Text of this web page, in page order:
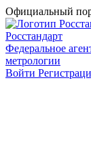
Официальный
Росстандарт
Федеральное
метрологии
Войти